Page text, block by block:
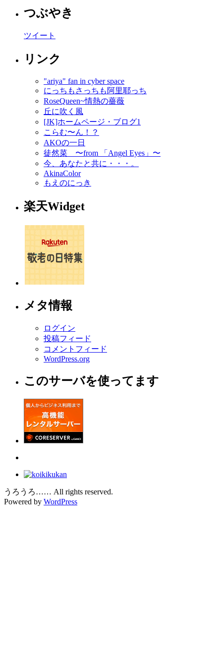
つぶやき
ツイート
リンク
"ariya" fan in cyber space
にっちもさっちも阿里耶っち
RoseQueen~情熱の薔薇
丘に吹く風
[JK]ホームページ・ブログ1
こらむ〜ん！？
AKOの一日
徒然菜 〜from 「Angel Eyes」〜
今、あなたと共に・・・。
AkinaColor
もえのにっき
楽天Widget
メタ情報
ログイン
投稿フィード
コメントフィード
WordPress.org
このサーバを使ってます
うろうろ…… All rights reserved.
Powered by WordPress